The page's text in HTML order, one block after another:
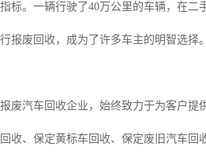
标。一辆行驶了40万公里的车辆，在
报废回收，成为了许多车主的明智选择。
废汽车回收企业，始终致力于为客户提
收、保定黄标车回收、保定废旧汽车